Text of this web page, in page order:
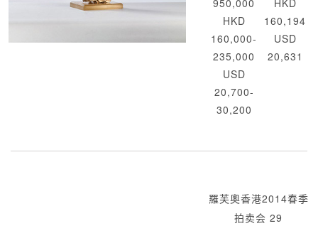
950,000
HKD
160,000-
235,000
USD
20,700-
30,200
HKD
160,194
USD
20,631
羅芙奧香港2014春季
拍卖会 29